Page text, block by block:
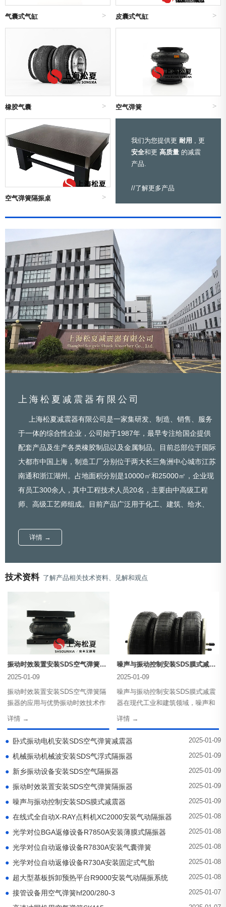
气囊式气缸 皮囊式气缸
橡胶气囊 空气弹簧
空气弹簧隔振桌
我们为您提供更耐用
, 更
安全和更高质量 的减震
产品.
//了解更多产品
上海松夏减震器有限公司
上海松夏减震器有限公司是一家集研发、制造、销售、服务
于一体的综合性企业，公司始于1987年，最早专注给国企提供
配套产品及生产各类橡胶制品以及金属制品。目前总部位于国际
大都市中国上海，制造工厂分别位于两大长三角洲中心城市江苏
南通和浙江湖州。占地面积分别是10000㎡和25000㎡，企业现
有员工300余人，其中工程技术人员20名，主要由中高级工程
师、高级工艺师组成。目前产品广泛用于化工、建筑、给水、
详情 →
技术资料 了解产品相关技术资料、见解和观点
振动时效装置安装SDS空气弹簧隔振器
2025-01-09
振动时效装置安装SDS空气弹簧隔
振器的应用与优势振动时效技术作
为现代工业中常见的一种···
详情 →
噪声与振动控制安装SDS膜式减震器
2025-01-09
噪声与振动控制安装SDS膜式减震
器在现代工业和建筑领域，噪声和
振动的控制已经成为关键···
详情 →
2025-01-09
● 卧式振动电机安装SDS空气弹簧减震器
2025-01-09
● 机械振动机械波安装SDS气浮式隔振器
2025-01-09
● 新乡振动设备安装SDS空气隔振器
2025-01-09
● 振动时效装置安装SDS空气弹簧隔振器
2025-01-09
● 噪声与振动控制安装SDS膜式减震器
2025-01-08
● 在线式全自动X-RAY点料机XC2000安装气动隔振器
2025-01-08
● 光学对位BGA返修设备R7850A安装薄膜式隔振器
2025-01-08
● 光学对位自动返修设备R7830A安装气囊弹簧
2025-01-08
● 光学对位自动返修设备R730A安装固定式气胎
2025-01-08
● 超大型基板拆卸预热平台R9000安装气动隔振系统
2025-01-07
● 接管设备用空气弹簧hf200/280-3